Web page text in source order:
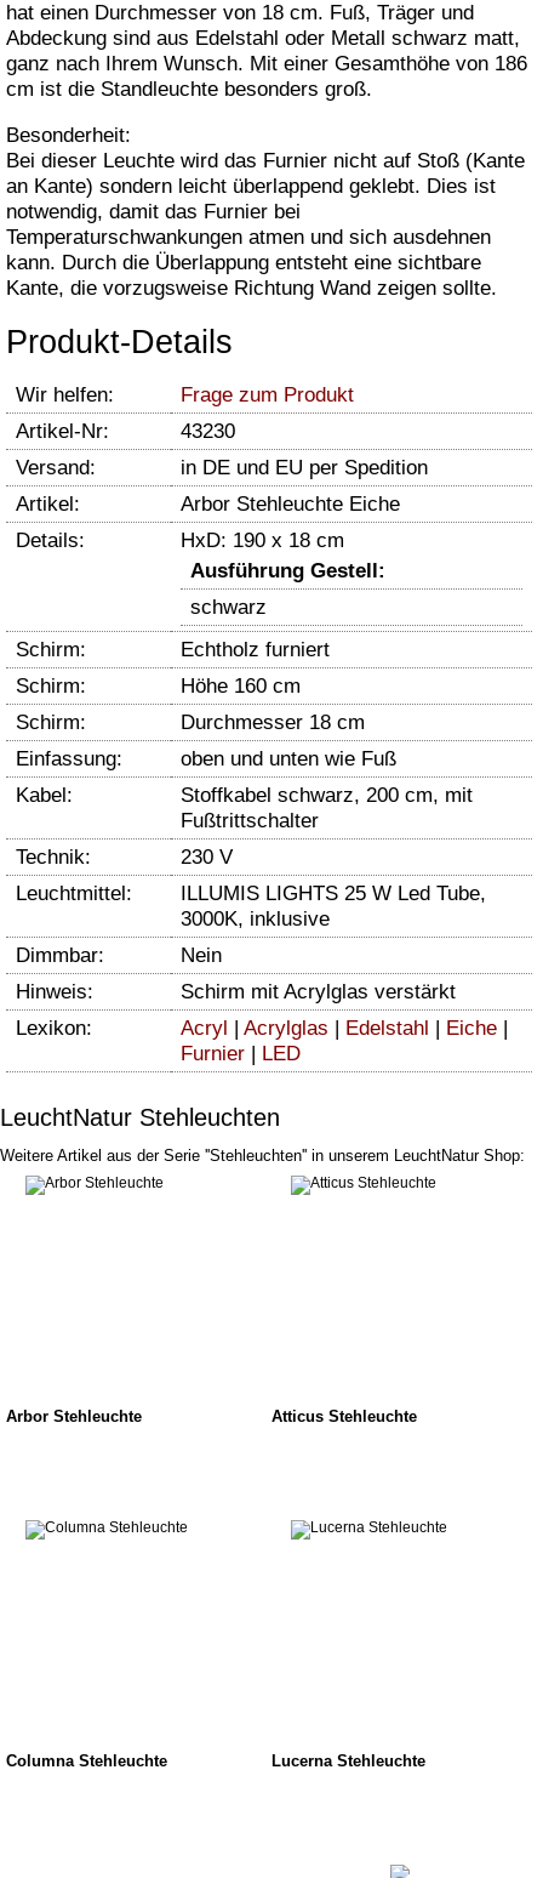
hat einen Durchmesser von 18 cm. Fuß, Träger und
Abdeckung sind aus Edelstahl oder Metall schwarz matt,
ganz nach Ihrem Wunsch. Mit einer Gesamthöhe von 186
cm ist die Standleuchte besonders groß.
Besonderheit:
Bei dieser Leuchte wird das Furnier nicht auf Stoß (Kante
an Kante) sondern leicht überlappend geklebt. Dies ist
notwendig, damit das Furnier bei
Temperaturschwankungen atmen und sich ausdehnen
kann. Durch die Überlappung entsteht eine sichtbare
Kante, die vorzugsweise Richtung Wand zeigen sollte.
Produkt-Details
Wir helfen:
Frage zum Produkt
Artikel-Nr:
43230
Versand:
in DE und EU per Spedition
Artikel:
Arbor Stehleuchte Eiche
Details:
HxD: 190 x 18 cm
Ausführung Gestell:
schwarz
Schirm:
Echtholz furniert
Schirm:
Höhe 160 cm
Schirm:
Durchmesser 18 cm
Einfassung:
oben und unten wie Fuß
Kabel:
Stoffkabel schwarz, 200 cm, mit
Fußtrittschalter
Technik:
230 V
Leuchtmittel:
ILLUMIS LIGHTS 25 W Led Tube,
3000K, inklusive
Dimmbar:
Nein
Hinweis:
Schirm mit Acrylglas verstärkt
Lexikon:
Acryl Acrylglas Edelstahl Eiche
Furnier
LED
LeuchtNatur Stehleuchten
Weitere Artikel aus der Serie ''Stehleuchten'' in unserem LeuchtNatur Shop:
Arbor Stehleuchte Atticus Stehleuchte
Columna Stehleuchte Lucerna Stehleuchte